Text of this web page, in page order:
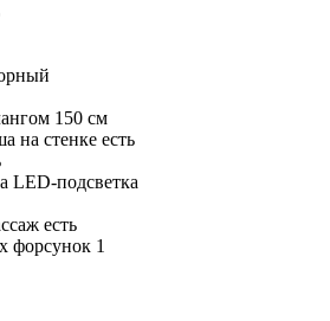
150 см
на стенке есть
LED-подсветка
есть
форсунок 1